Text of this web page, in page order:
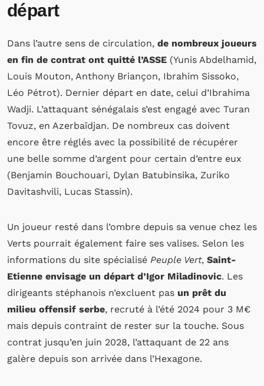
départ
Dans l’autre sens de circulation, de nombreux joueurs
en fin de contrat ont quitté l’ASSE (Yunis Abdelhamid,
Louis Mouton, Anthony Briançon, Ibrahim Sissoko,
Léo Pétrot). Dernier départ en date, celui d’Ibrahima
Wadji. L’attaquant sénégalais s’est engagé avec Turan
Tovuz, en Azerbaïdjan. De nombreux cas doivent
encore être réglés avec la possibilité de récupérer
une belle somme d’argent pour certain d’entre eux
(Benjamin Bouchouari, Dylan Batubinsika, Zuriko
Davitashvili, Lucas Stassin).
Un joueur resté dans l’ombre depuis sa venue chez les
Verts pourrait également faire ses valises. Selon les
informations du site spécialisé Peuple Vert, Saint-
Etienne envisage un départ d’Igor Miladinovic. Les
dirigeants stéphanois n’excluent pas un prêt du
milieu offensif serbe, recruté à l’été 2024 pour 3 M€
mais depuis contraint de rester sur la touche. Sous
contrat jusqu’en juin 2028, l’attaquant de 22 ans
galère depuis son arrivée dans l’Hexagone.